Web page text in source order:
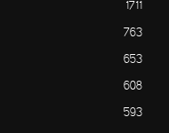
1711
763
653
608
593